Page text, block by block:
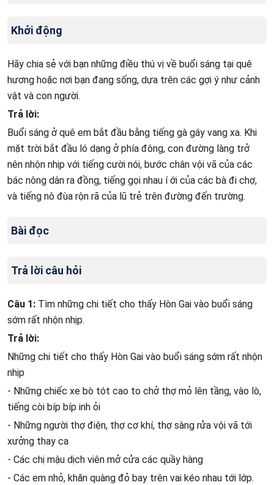
Khởi động
Hãy chia sẻ với bạn những điều thú vị về buổi sáng tại quê
hương hoặc nơi bạn đang sống, dựa trên các gợi ý như cảnh
vật và con người.
Trả lời:
Buổi sáng ở quê em bắt đầu bằng tiếng gà gáy vang xa. Khi
mặt trời bắt đầu ló dạng ở phía đông, con đường làng trở
nên nhộn nhịp với tiếng cười nói, bước chân vội vã của các
bác nông dân ra đồng, tiếng gọi nhau í ới của các bà đi chợ,
và tiếng nô đùa rộn rã của lũ trẻ trên đường đến trường.
Bài đọc
Trả lời câu hỏi
Câu 1: Tìm những chi tiết cho thấy Hòn Gai vào buổi sáng
sớm rất nhộn nhịp.
Trả lời:
Những chi tiết cho thấy Hòn Gai vào buổi sáng sớm rất nhộn
nhịp
- Những chiếc xe bò tót cao to chở thợ mỏ lên tầng, vào lò,
tiếng còi bíp bíp inh ỏi
- Những người thợ điện, thợ cơ khí, thợ sàng rửa vội vã tới
xưởng thay ca
- Các chị mậu dịch viên mở cửa các quầy hàng
- Các em nhỏ, khăn quàng đỏ bay trên vai kéo nhau tới lớp.